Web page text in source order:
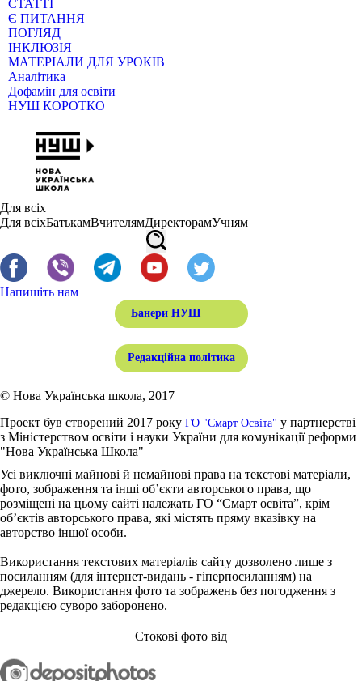
СТАТТІ
Є ПИТАННЯ
ПОГЛЯД
ІНКЛЮЗІЯ
МАТЕРІАЛИ ДЛЯ УРОКІВ
Аналітика
Дофамін для освіти
НУШ КОРОТКО
Для всіх
Для всіхБатькамВчителямДиректорамУчням
Напишіть нам
Банери НУШ
Редакційна політика
© Нова Українська школа, 2017
Проект був створений 2017 року ГО "Смарт Освіта" у партнерстві
з Міністерством освіти і науки України для комунікації реформи
"Нова Українська Школа"
Усі виключні майнові й немайнові права на текстові матеріали,
фото, зображення та інші об’єкти авторського права, що
розміщені на цьому сайті належать ГО “Смарт освіта”, крім
об’єктів авторського права, які містять пряму вказівку на
авторство іншої особи.
Використання текстових матеріалів сайту дозволено лише з
посиланням (для інтернет-видань - гіперпосиланням) на
джерело. Використання фото та зображень без погодження з
редакцією суворо заборонено.
Стокові фото від